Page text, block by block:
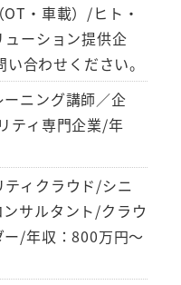
・車載）/ヒト・
ーション提供企
合わせください。
ニング講師／企
ティ専門企業/年
ィクラウド/シニ
サルタント/クラウ
ー/年収：800万円～